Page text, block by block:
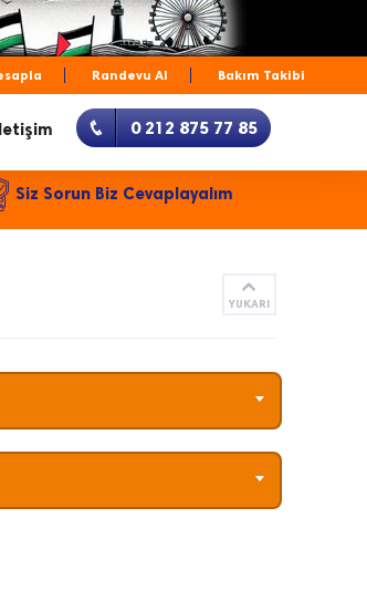
Randevu Al Bakım Takibi
0 212 875 77 85
Siz Sorun Biz Cevaplayalım
YUKARI